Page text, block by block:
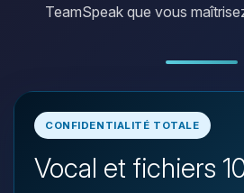
TeamSpeak que vous
CONFIDENTIALITÉ TOTALE
Vocal et fichiers
Youpi, enfin quelqu’un
parler ! Moi c’est
tu as besoin et je vais